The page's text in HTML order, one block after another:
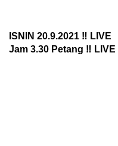
ISNIN 20.9.2021 ‼️ LIVE
Jam 3.30 Petang ‼️ LIVE